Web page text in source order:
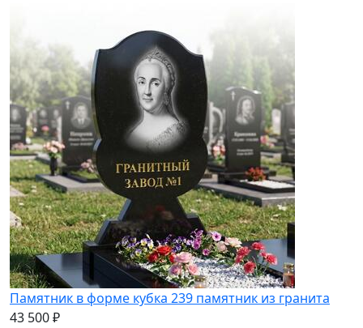
Памятник в форме кубка 239 памятник из гранита
43 500 ₽